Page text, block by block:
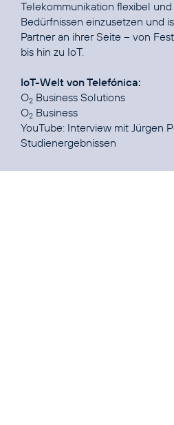
Telekommunikation flexibel
Bedürfnissen einzusetzen und
Partner an ihrer Seite – von
bis hin zu IoT.
IoT-Welt von Telefónica:
O2 Business Solutions
O2 Business
YouTube: Interview mit Jürgen
Studienergebnissen